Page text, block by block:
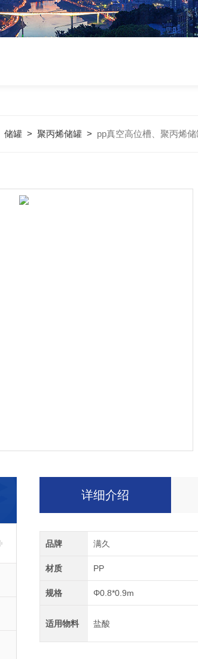
储罐> 聚丙烯储罐> pp真空高位槽、聚丙烯储
详细介绍
品牌 满久
材质 PP
规格 Φ0.8*0.9m
适用物料 盐酸